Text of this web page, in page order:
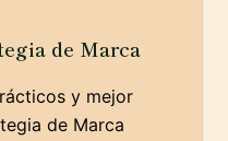
de Marca
y mejor
de Marca